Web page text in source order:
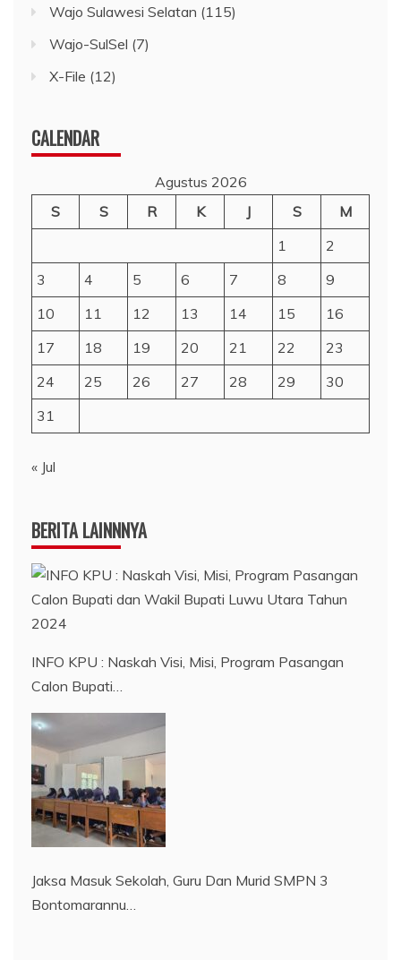
Wajo Sulawesi Selatan (115)
Wajo-SulSel (7)
X-File (12)
CALENDAR
Agustus 2026
S
S R K J S
M
1
2
3
4 5 6 7 8
9
10
11 12 13 14 15
16
17
18 19 20 21 22
23
24
25 26 27 28 29
30
31
« Jul
BERITA LAINNNYA
INFO KPU : Naskah Visi, Misi, Program Pasangan
Calon Bupati…
Jaksa Masuk Sekolah, Guru Dan Murid SMPN 3
Bontomarannu…